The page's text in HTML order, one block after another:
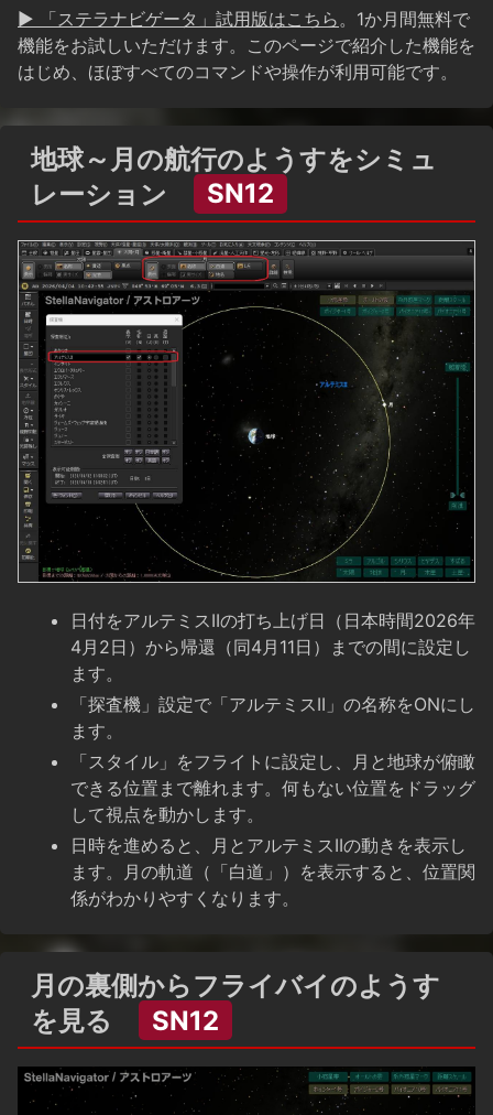
▶ 「ステラナビゲータ」試用版はこちら 。1か月間無料で
機能をお試しいただけます。このページで紹介した機能を
はじめ、ほぼすべてのコマンドや操作が利用可能です。
地球～月の航行のようすをシミュ
レーション
SN12
日付をアルテミスIIの打ち上げ日（日本時間2026年
4月2日）から帰還（同4月11日）までの間に設定し
ます。
「探査機」設定で「アルテミスII」の名称をONにし
ます。
「スタイル」をフライトに設定し、月と地球が俯瞰
できる位置まで離れます。何もない位置をドラッグ
して視点を動かします。
日時を進めると、月とアルテミスIIの動きを表示し
ます。月の軌道（「白道」）を表示すると、位置関
係がわかりやすくなります。
月の裏側からフライバイのようす
を見る
SN12